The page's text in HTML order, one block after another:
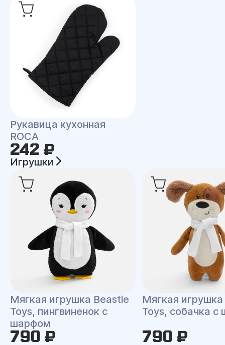
Рукавица кухонная
ROCA
242 ₽
Игрушки
Мягкая игрушка Beastie
Toys, пингвиненок с
шарфом
790 ₽
Мягкая
Toys, собачка
790 ₽